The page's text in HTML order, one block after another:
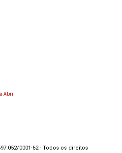
Abril
0001-62 - Todos os direitos